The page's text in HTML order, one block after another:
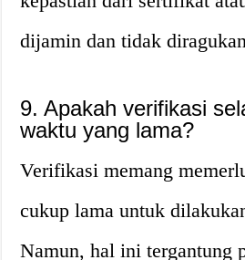
dijamin dan tidak
9. Apakah verifikasi
waktu yang lama?
Verifikasi memang
cukup lama untuk
Namun, hal ini tergantung